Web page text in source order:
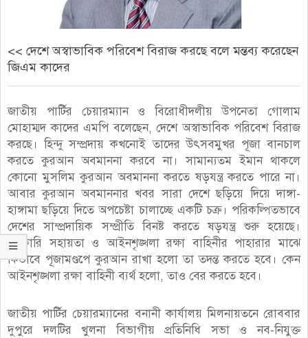
<< দেশে অস্বাভাবিক পরিবেশ বিরাজ করছে বলে মন্তব্য করেছেন
জিএম কাদের
জাতীয় পার্টির চেয়ারম্যান ও বিরোধীদলীয় উপনেতা গোলাম
মোহাম্মদ কাদের এমপি বলেছেন, দেশে অস্বাভাবিক পরিবেশ বিরাজ
করছে। হিন্দু সম্প্রদায় কখনোই তাদের উৎসবমুখর পূজা বানচাল
করতে কুরআন অবমাননা করবে না। সামান্যতম ইমান থাকলে
কোনো মুসলিম কুরআন অবমাননা করতে ষড়যন্ত্র করতে পারে না।
আবার কুরআন অবমাননার খবর সারা দেশে ছড়িয়ে দিয়ে দাঙ্গা-
হাঙ্গামা ছড়িয়ে দিতে অপচেষ্টা চালাচ্ছে একটি চক্র। পরিকল্পিতভাবে
দেশের সাম্প্রদায়িক সম্প্রীতি বিনষ্ট করতে ষড়যন্ত্র শুরু হয়েছে।
সরকারি সহায়তা ও আইনশৃঙ্খলা রক্ষা বাহিনীর পাহারার মাঝে
কিভাবে পূজামণ্ডপে কুরআন রাখা হলো তা তদন্ত করতে হবে। কেন
আইনশৃঙ্খলা রক্ষা বাহিনী ব্যর্থ হলো, তাও বের করতে হবে।
জাতীয় পার্টির চেয়ারম্যানের বনানী কার্যালয় মিলনায়তনে রোববার
দুপুরে দলটির খুলনা বিভাগীয় প্রতিনিধি সভা ও নব-নিযুক্ত